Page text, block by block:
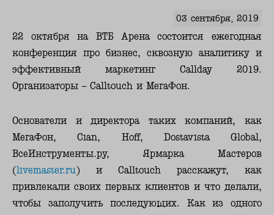
03 сентября, 2019
22 октября на ВТБ Арена состоится ежегодная
конференция про бизнес, сквозную аналитику и
эффективный маркетинг Callday 2019.
Организаторы – Calltouch и МегаФон.
Основатели и директора таких компаний, как
МегаФон, Cian, Hoff, Dostavista Global,
ВсеИнструменты.ру, Ярмарка Мастеров
(livemaster.ru) и Calltouch расскажут, как
привлекали своих первых клиентов и что делали,
чтобы заполучить последующих. Как из одного